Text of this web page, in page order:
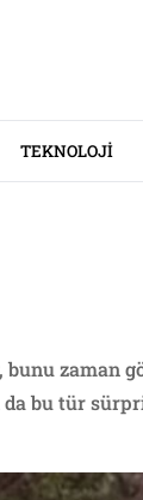
TEKNOLOJI
zaman
bu tür